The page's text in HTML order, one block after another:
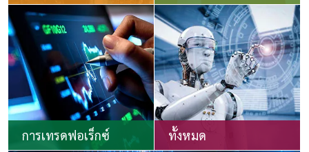
การเทรดฟอเร็กซ์ ทั้งหมด